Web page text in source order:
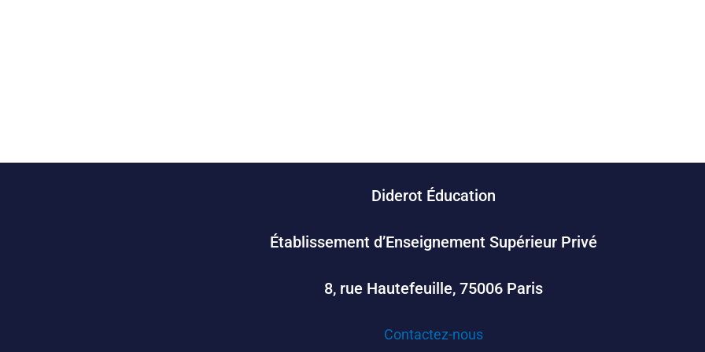
Diderot Éducation
Établissement d’Enseignement Supérieur Privé
8, rue Hautefeuille, 75006 Paris
Contactez-nous